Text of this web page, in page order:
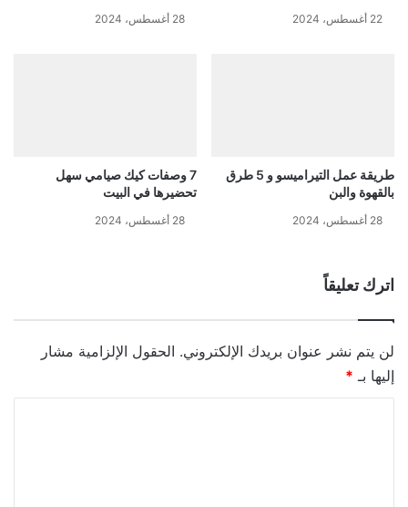
22 أغسطس، 2024 28 أغسطس، 2024
طريقة عمل التيراميسو و 5 طرق
بالقهوة والبن
28 أغسطس، 2024
7 وصفات كيك صيامي سهل
تحضيرها في البيت
28 أغسطس، 2024
اترك تعليقاً
لن يتم نشر عنوان بريدك الإلكتروني. الحقول الإلزامية مشار
إليها بـ *